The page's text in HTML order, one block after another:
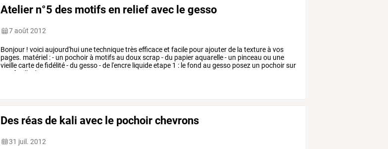
Atelier n°5 des motifs en relief avec le gesso
7 août 2012
Bonjour ! voiciaujourd'hui unetechniquetrèsefficaceet facile pourajouterde la textureà vos
pages. matériel :- un pochoirà motifsau douxscrap-du papieraquarelle- un pinceau ou une
vieillecartedefidélité-du gesso-de l'encre liquideetape 1 : lefond au gesso posez un pochoirsur
feuille de
Des réas de kali avec le pochoir chevrons
31 juil. 2012